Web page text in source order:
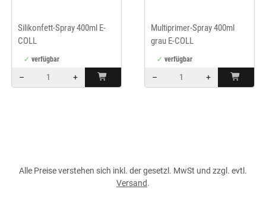
Silikonfett-Spray 400ml E-
COLL
verfügbar
–
+
Multiprimer-Spray 400ml
grau E-COLL
verfügbar
–
+
Alle Preise verstehen sich inkl. der gesetzl. MwSt und zzgl. evtl.
Versand.